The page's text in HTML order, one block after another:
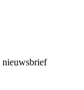
nieuwsbrief